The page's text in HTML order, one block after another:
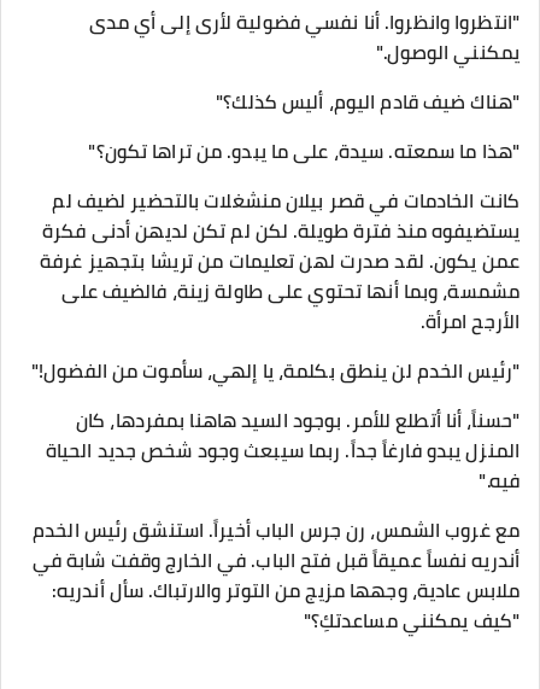
"انتظروا وانظروا. أنا نفسي فضولية لأرى إلى أي مدى
يمكنني الوصول."
​"هناك ضيف قادم اليوم، أليس كذلك؟"
"هذا ما سمعته. سيدة، على ما يبدو. من تراها تكون؟"
كانت الخادمات في قصر بيلان منشغلات بالتحضير لضيف لم
يستضيفوه منذ فترة طويلة. لكن لم تكن لديهن أدنى فكرة
عمن يكون. لقد صدرت لهن تعليمات من تريشا بتجهيز غرفة
مشمسة، وبما أنها تحتوي على طاولة زينة، فالضيف على
الأرجح امرأة.
​"رئيس الخدم لن ينطق بكلمة، يا إلهي، سأموت من الفضول!"
"حسناً، أنا أتطلع للأمر. بوجود السيد هاهنا بمفردها، كان
المنزل يبدو فارغاً جداً. ربما سيبعث وجود شخص جديد الحياة
فيه."
​مع غروب الشمس، رن جرس الباب أخيراً. استنشق رئيس الخدم
أندريه نفساً عميقاً قبل فتح الباب. في الخارج وقفت شابة في
ملابس عادية، وجهها مزيج من التوتر والارتباك. سأل أندريه:
"كيف يمكنني مساعدتكِ؟"